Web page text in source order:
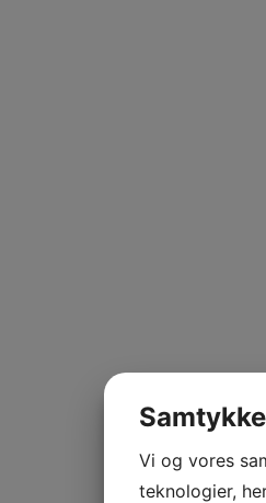
Vi og vores
teknologier,